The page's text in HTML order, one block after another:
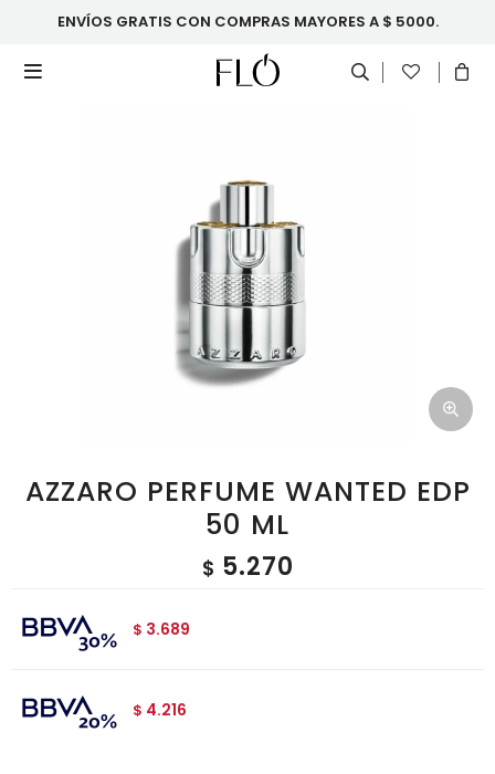
ENVÍOS GRATIS CON COMPRAS MAYORES A $ 5000.

AZZARO PERFUME WANTED EDP
50 ML
$ 5.270
$ 3.689
$ 4.216